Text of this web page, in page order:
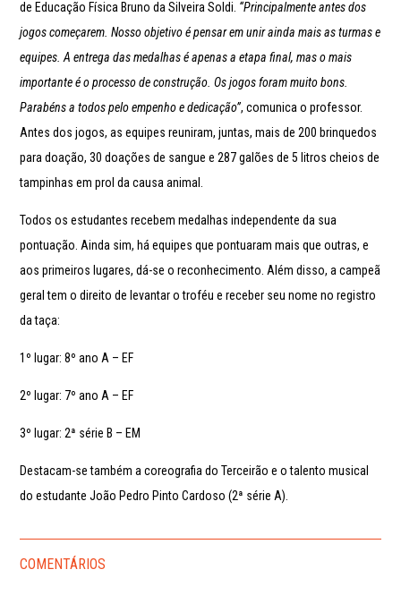
de Educação Física Bruno da Silveira Soldi. “Principalmente antes dos
jogos começarem. Nosso objetivo é pensar em unir ainda mais as turmas e
equipes. A entrega das medalhas é apenas a etapa final, mas o mais
importante é o processo de construção. Os jogos foram muito bons.
Parabéns a todos pelo empenho e dedicação”, comunica o professor.
Antes dos jogos, as equipes reuniram, juntas, mais de 200 brinquedos
para doação, 30 doações de sangue e 287 galões de 5 litros cheios de
tampinhas em prol da causa animal.
Todos os estudantes recebem medalhas independente da sua
pontuação. Ainda sim, há equipes que pontuaram mais que outras, e
aos primeiros lugares, dá-se o reconhecimento. Além disso, a campeã
geral tem o direito de levantar o troféu e receber seu nome no registro
da taça:
1º lugar: 8º ano A – EF
2º lugar: 7º ano A – EF
3º lugar: 2ª série B – EM
Destacam-se também a coreografia do Terceirão e o talento musical
do estudante João Pedro Pinto Cardoso (2ª série A).
COMENTÁRIOS